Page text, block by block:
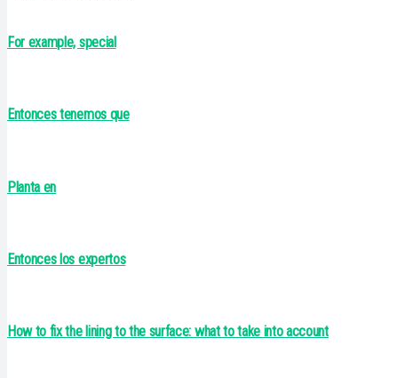
For example, special
Entonces tenemos que
Planta en
Entonces los expertos
How to fix the lining to the surface: what to take into account